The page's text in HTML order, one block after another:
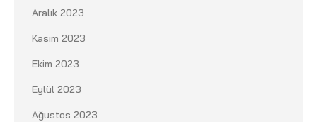
Aralık 2023
Kasım 2023
Ekim 2023
Eylül 2023
Ağustos 2023